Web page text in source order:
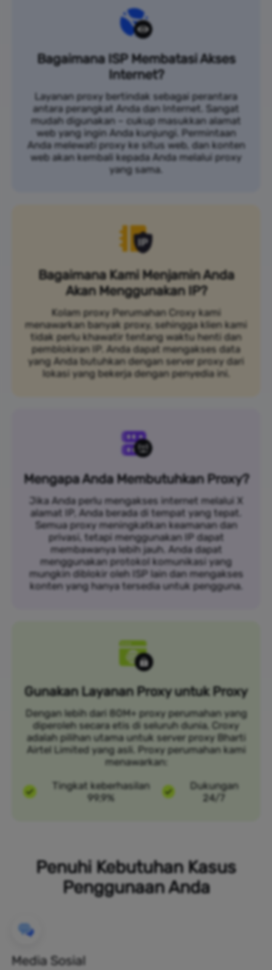
Bagaimana ISP Membatasi Akses
Internet?
Layanan proxy bertindak sebagai perantara
antara perangkat Anda dan Internet. Sangat
mudah digunakan – cukup masukkan alamat
web yang ingin Anda kunjungi. Permintaan
Anda melewati proxy ke situs web, dan konten
web akan kembali kepada Anda melalui proxy
yang sama.
Bagaimana Kami Menjamin Anda
Akan Menggunakan IP?
Kolam proxy Perumahan Croxy kami
menawarkan banyak proxy, sehingga klien kami
tidak perlu khawatir tentang waktu henti dan
pemblokiran IP. Anda dapat mengakses data
yang Anda butuhkan dengan server proxy dari
lokasi yang bekerja dengan penyedia ini.
Mengapa Anda Membutuhkan Proxy?
Jika Anda perlu mengakses internet melalui X
alamat IP, Anda berada di tempat yang tepat.
Semua proxy meningkatkan keamanan dan
privasi, tetapi menggunakan IP dapat
membawanya lebih jauh. Anda dapat
menggunakan protokol komunikasi yang
mungkin diblokir oleh ISP lain dan mengakses
konten yang hanya tersedia untuk pengguna.
Gunakan Layanan Proxy untuk Proxy
Dengan lebih dari 80M+ proxy perumahan yang
diperoleh secara etis di seluruh dunia, Croxy
adalah pilihan utama untuk server proxy Bharti
Airtel Limited yang asli. Proxy perumahan kami
menawarkan:
Tingkat keberhasilan
99,9%
Dukungan
24/7
Penuhi Kebutuhan Kasus
Penggunaan Anda
Media Sosial